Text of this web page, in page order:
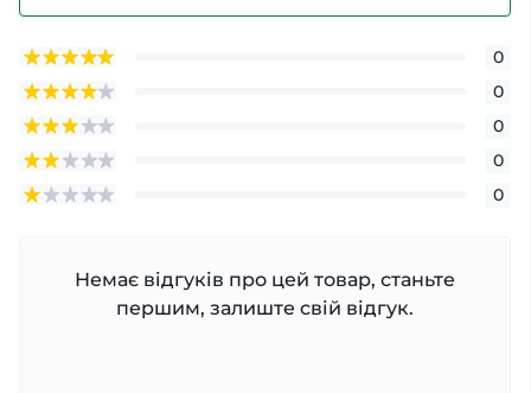
0
0
0
0
0
Немає відгуків про цей товар, станьте
першим, залиште свій відгук.